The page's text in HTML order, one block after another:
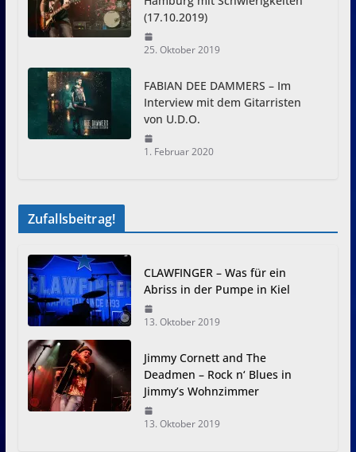
(17.10.2019)
25. Oktober 2019
FABIAN DEE DAMMERS – Im
Interview mit dem Gitarristen
von U.D.O.
1. Februar 2020
Zufallsbeitrag!
CLAWFINGER – Was für ein
Abriss in der Pumpe in Kiel
13. Oktober 2019
Jimmy Cornett and The
Deadmen – Rock n‘ Blues in
Jimmy’s Wohnzimmer
13. Oktober 2019